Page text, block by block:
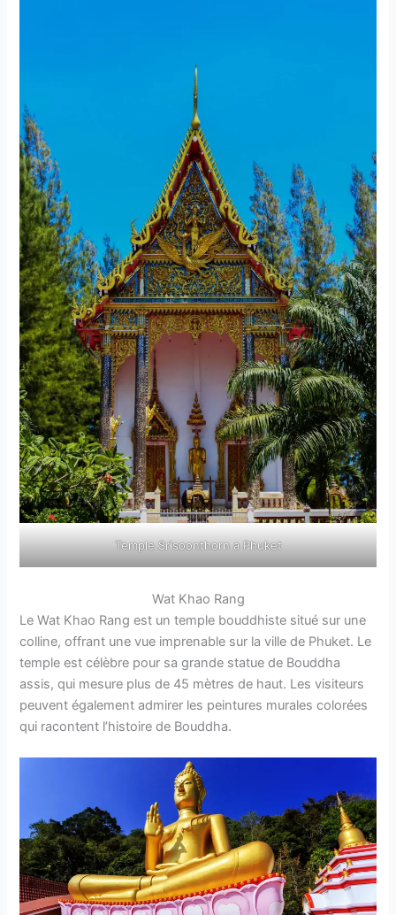
Temple Srisoonthorn a Phuket
Wat Khao Rang
Le Wat Khao Rang est un temple bouddhiste situé sur une
colline, offrant une vue imprenable sur la ville de Phuket. Le
temple est célèbre pour sa grande statue de Bouddha
assis, qui mesure plus de 45 mètres de haut. Les visiteurs
peuvent également admirer les peintures murales colorées
qui racontent l’histoire de Bouddha.